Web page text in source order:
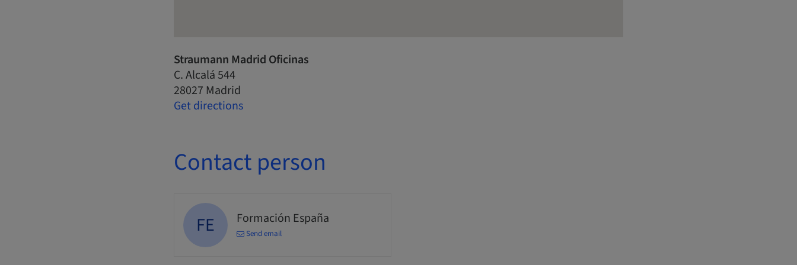
Straumann Madrid Oficinas
C. Alcalá 544
28027 Madrid
Get directions
Contact person
FE Formación España
Send email